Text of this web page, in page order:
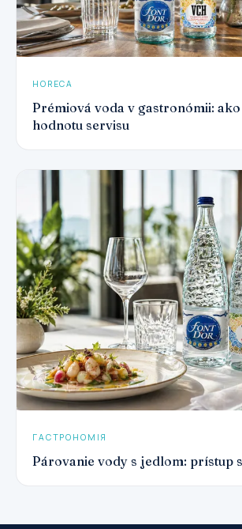
HORECA
Prémiová voda v gastronómii: ako
hodnotu servisu
ГАСТРОНОМІЯ
Párovanie vody s jedlom: prístup